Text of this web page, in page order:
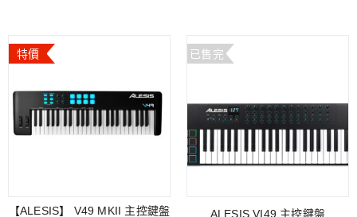
特價
【ALESIS】 V49 MKII 主控鍵盤
已售完
ALESIS VI49 主控鍵盤